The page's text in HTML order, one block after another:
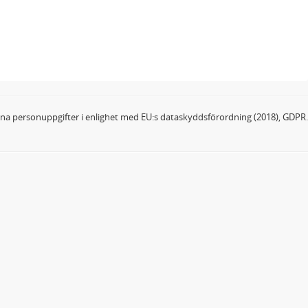
personuppgifter i enlighet med EU:s dataskyddsförordning (2018), GDPR.